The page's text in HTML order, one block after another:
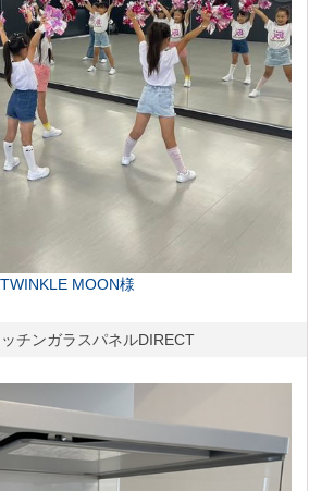
MOON様
チンガラスパネルDIRECT